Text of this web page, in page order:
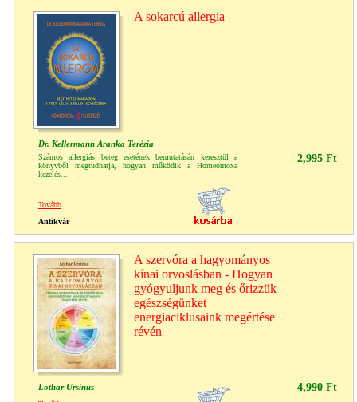
A sokarcú allergia
Dr. Kellermann Aranka Terézia
Számos allergiás beteg esetének bemutatásán keresztül a
könyvből megtudhatja, hogyan működik a Homeomoxa
kezelés...
2,995 Ft
Tovább
Antikvár
A szervóra a hagyományos
kínai orvoslásban - Hogyan
gyógyuljunk meg és őrizzük
egészségünket
energiaciklusaink megértése
révén
Lothar Ursinus 4,990 Ft